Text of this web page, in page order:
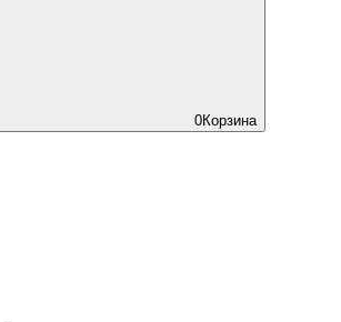
0Корзина